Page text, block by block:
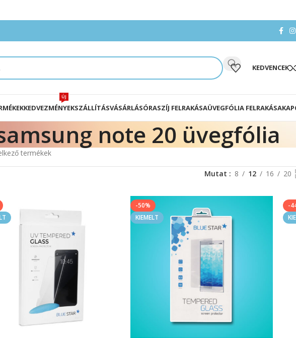
KEDVENCEK
KEDVEZMÉNYEK
ÚJ
SZÁLLÍTÁSVÁSÁRLÁSÓRASZÍJ FELRAKÁSAÜVEGFÓLIA FELRAKÁSA
note 20 üvegfólia
termékek
Mutat 8 12 16 20
-50%
KIEMELT
-